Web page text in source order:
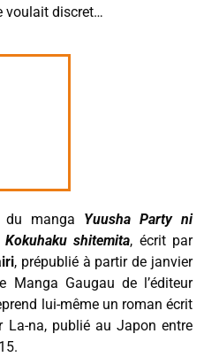
voulait discret…
du manga Yuusha Party ni
shitemita, écrit par
, prépublié à partir de janvier
Manga Gaugau de l’éditeur
lui-même un roman écrit
La-na, publié au Japon entre